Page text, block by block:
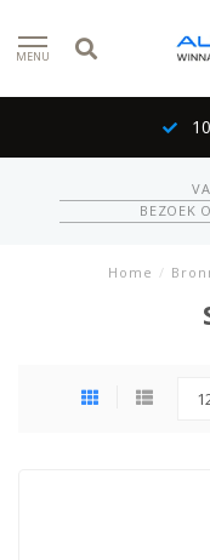
MENU
BEZOEK
Home /